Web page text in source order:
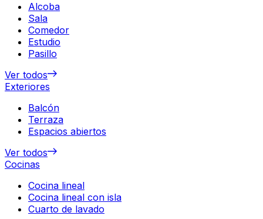
Alcoba
Sala
Comedor
Estudio
Pasillo
Ver todos
Exteriores
Balcón
Terraza
Espacios abiertos
Ver todos
Cocinas
Cocina lineal
Cocina lineal con isla
Cuarto de lavado